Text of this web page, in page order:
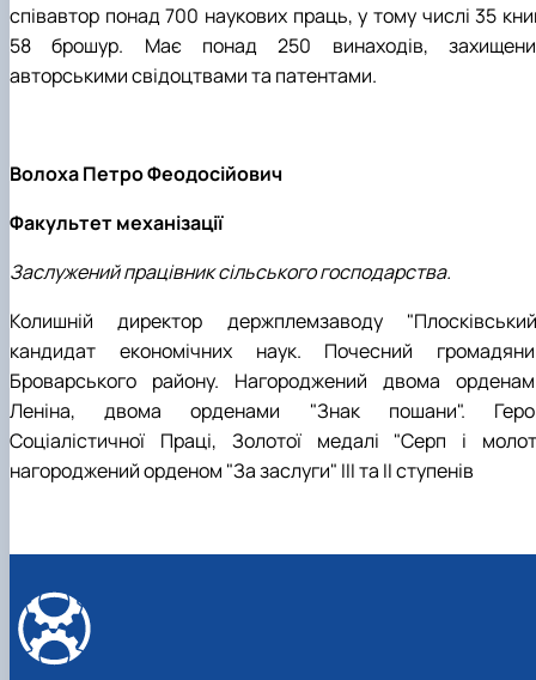
співавтор понад 700 наукових праць, у тому числі 35
58 брошур. Має понад 250 винаходів,
авторськими свідоцтвами та патентами.
Волоха Петро Феодосійович
Факультет механізації
Заслужений працівник сільського господарства.
Колишній директор держплемзаводу
кандидат економічних наук. Почесний
Броварського району. Нагороджений двома
Леніна, двома орденами "Знак пошани".
Соціалістичної Праці, Золотої медалі "Серп і
нагороджений орденом "За заслуги" ІІІ та ІІ ступенів